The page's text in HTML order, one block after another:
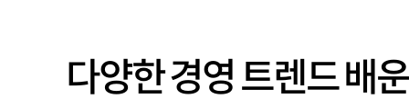
다양한 경영 트렌드 배